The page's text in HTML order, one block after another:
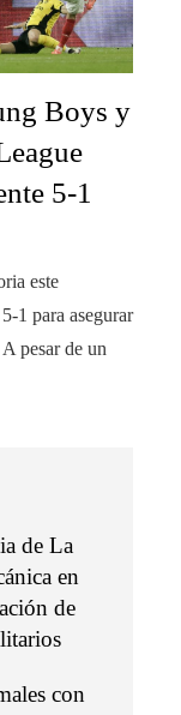
Boys y
5-1
este
1 para asegurar
pesar de un
de La
en
de
con